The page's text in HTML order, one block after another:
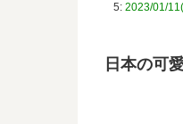
5: 2023/01/
日本の可